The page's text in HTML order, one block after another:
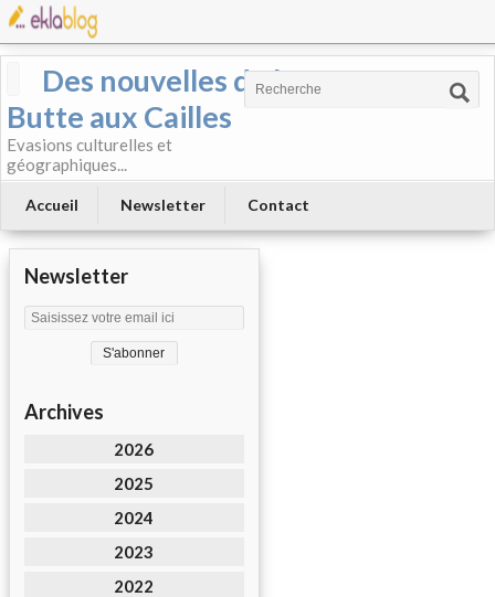
Des nouvelles de la
Butte aux Cailles
Evasions culturelles et
géographiques...
Accueil Newsletter Contact
Newsletter
Archives
2026
2025
2024
2023
2022